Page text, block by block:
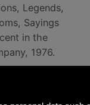
Legends,
Sayings
in the
1976.